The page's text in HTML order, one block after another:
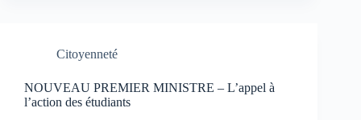
Citoyenneté
NOUVEAU PREMIER MINISTRE – L’appel à
l’action des étudiants